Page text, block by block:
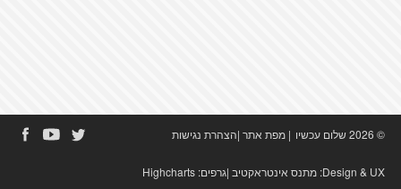
© 2026 שלום עכשיו | מפת אתר|הצהרת נגישות
Design & UX: מתנס אינטראקטיב|גרפים: Highcharts